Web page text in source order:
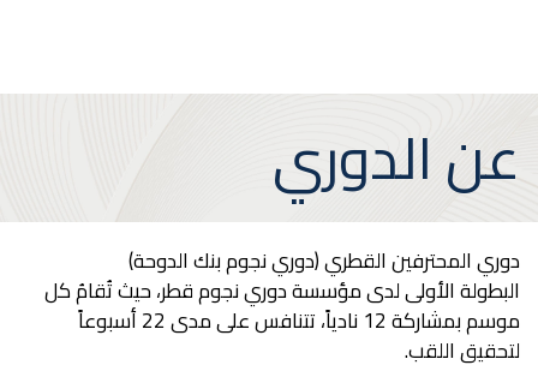
المحتوى
عن الدوري
دوري المحترفين القطري (دوري نجوم بنك الدوحة)
البطولة الأولى لدى مؤسسة دوري نجوم قطر، حيث تُقامُ كل
موسم بمشاركة 12 نادياً، تتنافس على مدى 22 أسبوعاً
لتحقيق اللقب.